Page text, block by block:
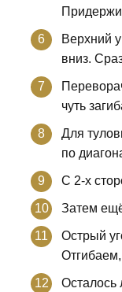
Верхний
вниз.
чуть
Для
по
С 2-х
Затем
Острый
Осталось